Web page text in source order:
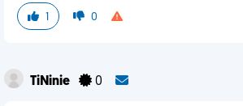
1 0
TiNinie 0